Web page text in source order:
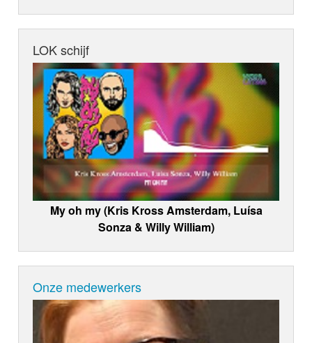
LOK schijf
My oh my (Kris Kross Amsterdam, Luísa
Sonza & Willy William)
Onze medewerkers